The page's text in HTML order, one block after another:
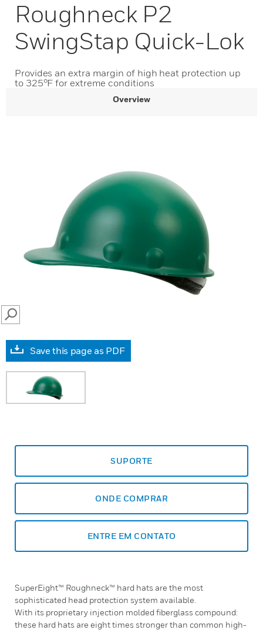
Roughneck P2
SwingStap Quick-Lok
Provides an extra margin of high heat protection up
to 325°F for extreme conditions
Overview
SEARCH
Save this page as PDF
SUPORTE
ONDE COMPRAR
ENTRE EM CONTATO
SuperEight™ Roughneck™ hard hats are the most
sophisticated head protection system available.
With its proprietary injection molded fiberglass compound:
these hard hats are eight times stronger than common high-